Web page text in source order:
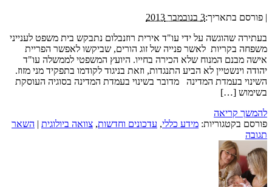
| פורסם בתאריך:3 בנובמבר 2013
בעתירה שהוגשה על ידי עו"ד אירית רוזנבלום נתבקש בית משפט לענייני
משפחה בקריות לאשר פנייה של זוג הורים, שביקשו לאפשר הפריית
אישה מבנם המנוח שלא הכירה בחייו. היועץ המשפטי לממשלה עו"ד
יהודה וינשטיין לא הביע התנגדות, וזאת בניגוד לקודמו בתפקיד מני מזוז.
השינוי בעמדת המדינה מדובר בשינוי בעמדת המדינה בסוגיה העוסקת
בשימוש […]
להמשך קריאה
פורסם בקטגוריות: מידע כללי, עדכונים וחדשות, צוואה ביולוגית | השאר
תגובה